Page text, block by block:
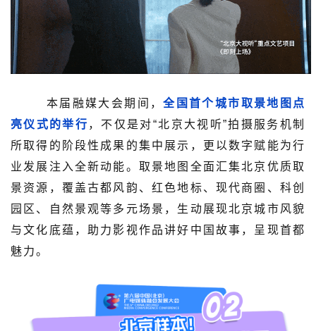
本届融媒大会期间，全国首个城市取景地图点
亮仪式的举行 ，不仅是对“北京大视听”拍摄服务机制
所取得的阶段性成果的集中展示，更以数字赋能为行
业发展注入全新动能。取景地图全面汇集北京优质取
景资源，覆盖古都风韵、红色地标、现代商圈、科创
园区、自然景观等多元场景，生动展现北京城市风貌
与文化底蕴，助力影视作品讲好中国故事，呈现首都
魅力。